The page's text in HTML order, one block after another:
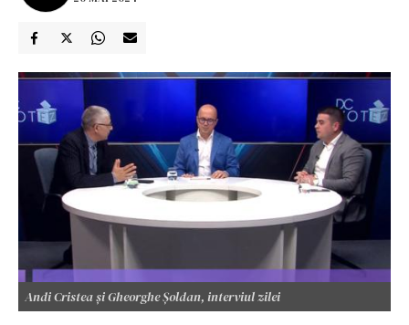
Andi Cristea și Gheorghe Șoldan, interviul zilei